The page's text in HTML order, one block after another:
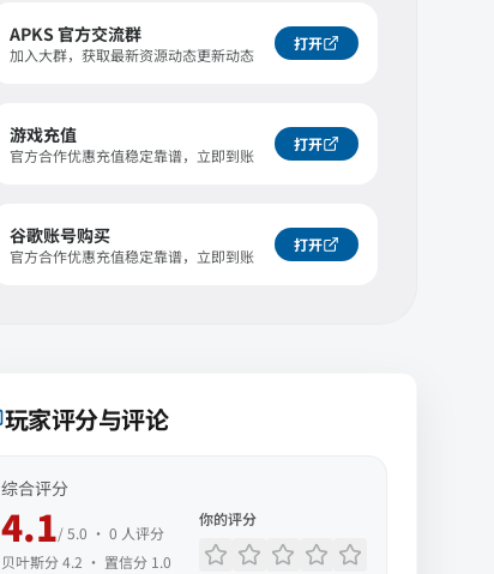
APKS 官方交流群
加入大群，获取最新资源动态更新动态
打开
游戏充值
官方合作优惠充值稳定靠谱，立即到账
打开
谷歌账号购买
官方合作优惠充值稳定靠谱，立即到账
打开
玩家评分与评论
综合评分
4.1/ 5.0 · 0 人评分
贝叶斯分4.2 · 置信分 1.0
你的评分